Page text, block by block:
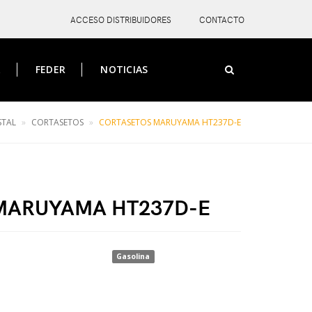
ACCESO DISTRIBUIDORES CONTACTO
FEDER NOTICIAS
CORTASETOS CORTASETOS MARUYAMA HT237D-E
HT237D-E
Gasolina